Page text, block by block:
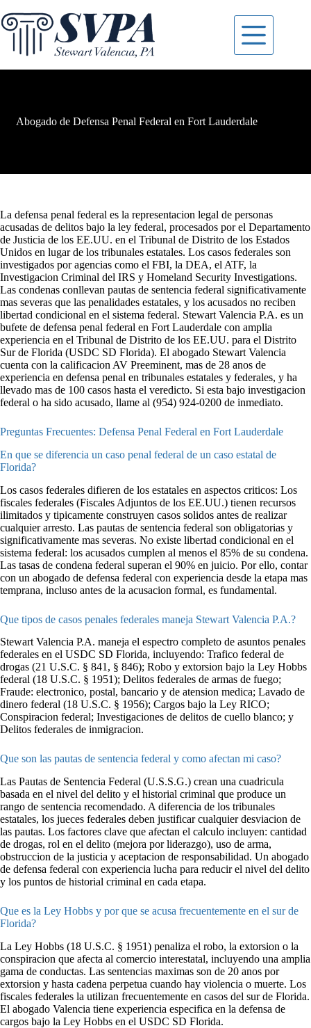
to
content
Abogado de Defensa Penal Federal en Fort Lauderdale
La defensa penal federal es la representacion legal de personas
acusadas de delitos bajo la ley federal, procesados por el Departamento
de Justicia de los EE.UU. en el Tribunal de Distrito de los Estados
Unidos en lugar de los tribunales estatales. Los casos federales son
investigados por agencias como el FBI, la DEA, el ATF, la
Investigacion Criminal del IRS y Homeland Security Investigations.
Las condenas conllevan pautas de sentencia federal significativamente
mas severas que las penalidades estatales, y los acusados no reciben
libertad condicional en el sistema federal. Stewart Valencia P.A. es un
bufete de defensa penal federal en Fort Lauderdale con amplia
experiencia en el Tribunal de Distrito de los EE.UU. para el Distrito
Sur de Florida (USDC SD Florida). El abogado Stewart Valencia
cuenta con la calificacion AV Preeminent, mas de 28 anos de
experiencia en defensa penal en tribunales estatales y federales, y ha
llevado mas de 100 casos hasta el veredicto. Si esta bajo investigacion
federal o ha sido acusado, llame al (954) 924-0200 de inmediato.
Preguntas Frecuentes: Defensa Penal Federal en Fort Lauderdale
En que se diferencia un caso penal federal de un caso estatal de
Florida?
Los casos federales difieren de los estatales en aspectos criticos: Los
fiscales federales (Fiscales Adjuntos de los EE.UU.) tienen recursos
ilimitados y tipicamente construyen casos solidos antes de realizar
cualquier arresto. Las pautas de sentencia federal son obligatorias y
significativamente mas severas. No existe libertad condicional en el
sistema federal: los acusados cumplen al menos el 85% de su condena.
Las tasas de condena federal superan el 90% en juicio. Por ello, contar
con un abogado de defensa federal con experiencia desde la etapa mas
temprana, incluso antes de la acusacion formal, es fundamental.
Que tipos de casos penales federales maneja Stewart Valencia P.A.?
Stewart Valencia P.A. maneja el espectro completo de asuntos penales
federales en el USDC SD Florida, incluyendo: Trafico federal de
drogas (21 U.S.C. § 841, § 846); Robo y extorsion bajo la Ley Hobbs
federal (18 U.S.C. § 1951); Delitos federales de armas de fuego;
Fraude: electronico, postal, bancario y de atension medica; Lavado de
dinero federal (18 U.S.C. § 1956); Cargos bajo la Ley RICO;
Conspiracion federal; Investigaciones de delitos de cuello blanco; y
Delitos federales de inmigracion.
Que son las pautas de sentencia federal y como afectan mi caso?
Las Pautas de Sentencia Federal (U.S.S.G.) crean una cuadricula
basada en el nivel del delito y el historial criminal que produce un
rango de sentencia recomendado. A diferencia de los tribunales
estatales, los jueces federales deben justificar cualquier desviacion de
las pautas. Los factores clave que afectan el calculo incluyen: cantidad
de drogas, rol en el delito (mejora por liderazgo), uso de arma,
obstruccion de la justicia y aceptacion de responsabilidad. Un abogado
de defensa federal con experiencia lucha para reducir el nivel del delito
y los puntos de historial criminal en cada etapa.
Que es la Ley Hobbs y por que se acusa frecuentemente en el sur de
Florida?
La Ley Hobbs (18 U.S.C. § 1951) penaliza el robo, la extorsion o la
conspiracion que afecta al comercio interestatal, incluyendo una amplia
gama de conductas. Las sentencias maximas son de 20 anos por
extorsion y hasta cadena perpetua cuando hay violencia o muerte. Los
fiscales federales la utilizan frecuentemente en casos del sur de Florida.
El abogado Valencia tiene experiencia especifica en la defensa de
cargos bajo la Ley Hobbs en el USDC SD Florida.